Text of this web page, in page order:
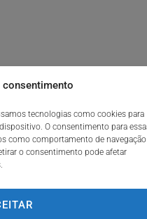
consentimento
tecnologias como cookies para
O consentimento para
como comportamento de
o consentimento pode afetar